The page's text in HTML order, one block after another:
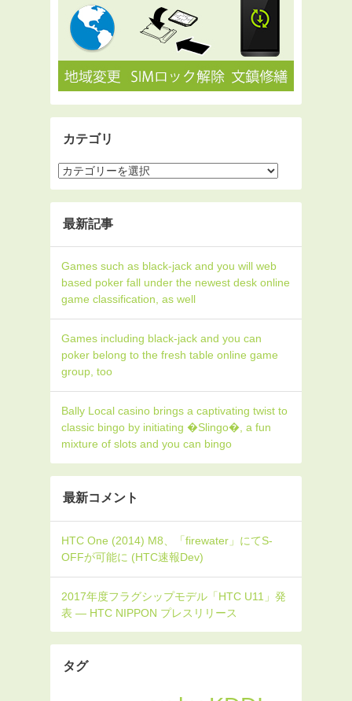
カテゴリ
最新記事
Games such as black-jack and you will web
based poker fall under the newest desk online
game classification, as well
Games including black-jack and you can
poker belong to the fresh table online game
group, too
Bally Local casino brings a captivating twist to
classic bingo by initiating �Slingo�, a fun
mixture of slots and you can bingo
最新コメント
タグ